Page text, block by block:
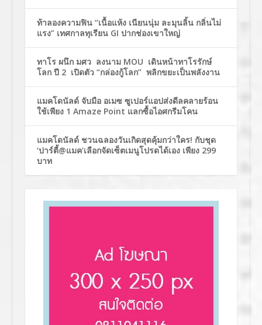
ท้าลองความฟิน “เนื้อแห้ง เนียนนุ่ม ละมุนลิ้น กลิ่นไม่
แรง” เทศกาลทุเรียน GI ปากช่องเขาใหญ่
ทาโร ผนึก มศว ลงนาม MOU เดินหน้าทาโรรักษ์
โลก ปี 2 เปิดตัว “กล่องกู้โลก” พลิกขยะเป็นพลังงาน
แมคโดนัลด์ จับมือ อเมซ ซูเปอร์แอปส่งดีลคลายร้อน
ใช้เพียง 1 Amaze Point แลกซื้อไอศกรีมโคน
แมคโดนัลด์ ชวนฉลองวันเกิดสุดคุ้มกว่าใคร! กับชุด
‘ปาร์ตี้@แมค’เลือกจัดเซ็ตเมนูโปรดได้เอง เพียง 299
บาท